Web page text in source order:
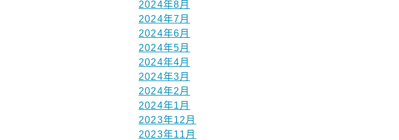
2024年8月
2024年7月
2024年6月
2024年5月
2024年4月
2024年3月
2024年2月
2024年1月
2023年12月
2023年11月